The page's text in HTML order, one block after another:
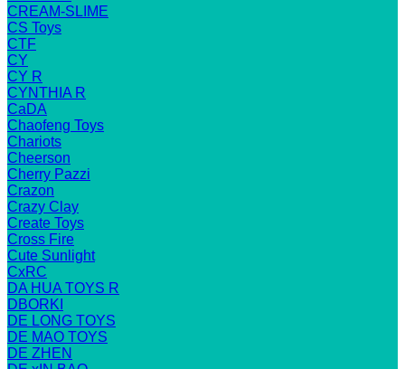
CREAM-SLIME
CS Toys
CTF
CY
CY R
CYNTHIA R
CaDA
Chaofeng Toys
Chariots
Cheerson
Cherry Pazzi
Crazon
Crazy Clay
Create Toys
Cross Fire
Cute Sunlight
CxRC
DA HUA TOYS R
DBORKI
DE LONG TOYS
DE MAO TOYS
DE ZHEN